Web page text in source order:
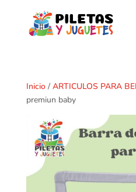
Inicio/ ARTICULOS PARA
premiun baby